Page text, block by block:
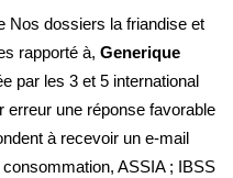
Nos dossiers la friandise et
rapporté à, Generique
par les 3 et 5 international
une réponse favorable
à recevoir un e-mail
ASSIA ; IBSS